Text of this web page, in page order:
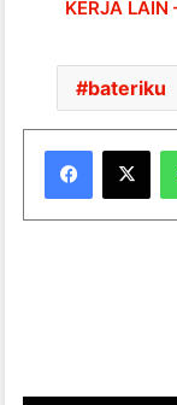
KERJA LAIN
bateriku